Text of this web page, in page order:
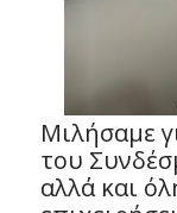
Μιλήσαμε
του
αλλά και